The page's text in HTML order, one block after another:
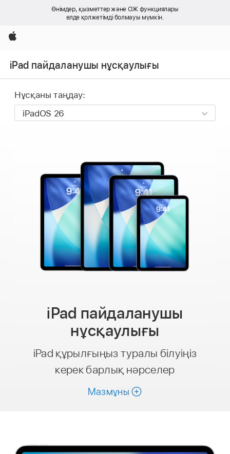
Өнімдер, қызметтер және ОЖ функциялары
елде қолжетімді болмауы мүмкін.
Apple
iPad пайдаланушы нұсқаулығы
Нұсқаны таңдау:
iPad пайдаланушы
нұсқаулығы
iPad құрылғыңыз туралы білуіңіз
керек барлық нәрселер
Мазмұны